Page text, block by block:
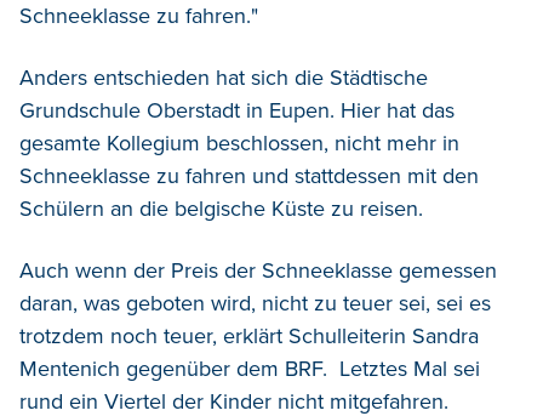
Schneeklasse zu fahren."
Anders entschieden hat sich die Städtische
Grundschule Oberstadt in Eupen. Hier hat das
gesamte Kollegium beschlossen, nicht mehr in
Schneeklasse zu fahren und stattdessen mit den
Schülern an die belgische Küste zu reisen.
Auch wenn der Preis der Schneeklasse gemessen
daran, was geboten wird, nicht zu teuer sei, sei es
trotzdem noch teuer, erklärt Schulleiterin Sandra
Mentenich gegenüber dem BRF. Letztes Mal sei
rund ein Viertel der Kinder nicht mitgefahren.